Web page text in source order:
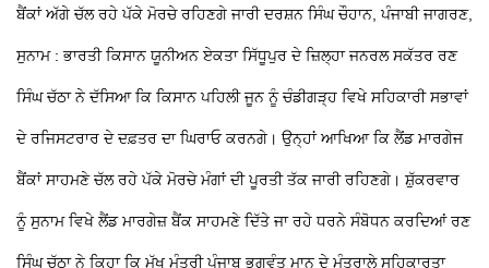
ਬੈਂਕਾਂ ਅੱਗੇ ਚੱਲ ਰਹੇ ਪੱਕੇ ਮੋਰਚੇ ਰਹਿਣਗੇ ਜਾਰੀਦਰਸ਼ਨ ਸਿੰਘ ਚੌਹਾਨ, ਪੰਜਾਬੀ ਜਾਗਰਣ,
ਸੁਨਾਮ : ਭਾਰਤੀ ਕਿਸਾਨ ਯੂਨੀਅਨ ਏਕਤਾ ਸਿੱਧੂਪੁਰ ਦੇ ਜ਼ਿਲ੍ਹਾ ਜਨਰਲ ਸਕੱਤਰ ਰਣ
ਸਿੰਘ ਚੱਠਾ ਨੇ ਦੱਸਿਆ ਕਿ ਕਿਸਾਨ ਪਹਿਲੀ ਜੂਨ ਨੂੰ ਚੰਡੀਗੜ੍ਹ ਵਿਖੇ ਸਹਿਕਾਰੀ ਸਭਾਵਾਂ
ਦੇ ਰਜਿਸਟਰਾਰ ਦੇ ਦਫ਼ਤਰ ਦਾ ਘਿਰਾਓ ਕਰਨਗੇ। ਉਨ੍ਹਾਂ ਆਖਿਆ ਕਿ ਲੈਂਡ ਮਾਰਗੇਜ
ਬੈਂਕਾਂ ਸਾਹਮਣੇ ਚੱਲ ਰਹੇ ਪੱਕੇ ਮੋਰਚੇ ਮੰਗਾਂ ਦੀ ਪੂਰਤੀ ਤੱਕ ਜਾਰੀ ਰਹਿਣਗੇ। ਸ਼ੁੱਕਰਵਾਰ
ਨੂੰ ਸੁਨਾਮ ਵਿਖੇ ਲੈਂਡ ਮਾਰਗੇਜ਼ ਬੈਂਕ ਸਾਹਮਣੇ ਦਿੱਤੇ ਜਾ ਰਹੇ ਧਰਨੇ ਸੰਬੋਧਨ ਕਰਦਿਆਂ ਰਣ
ਸਿੰਘ ਚੱਠਾ ਨੇ ਕਿਹਾ ਕਿ ਮੁੱਖ ਮੰਤਰੀ ਪੰਜਾਬ ਭਗਵੰਤ ਮਾਨ ਦੇ ਮੰਤਰਾਲੇ ਸਹਿਕਾਰਤਾ